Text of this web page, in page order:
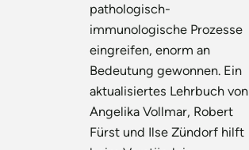
pathologisch-
immunologische Prozesse
eingreifen, enorm an
Bedeutung gewonnen. Ein
aktualisiertes Lehrbuch von
Angelika Vollmar, Robert
Fürst und Ilse Zündorf hilft